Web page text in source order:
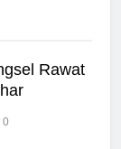
Rawat
0